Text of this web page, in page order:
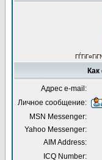
Как
Адрес e-mail:
Личное сообщение:
MSN Messenger:
Yahoo Messenger:
AIM Address:
ICQ Number: